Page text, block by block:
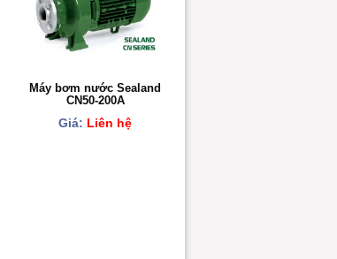
Máy bơm nước Sealand
CN50-200A
Giá: Liên hệ